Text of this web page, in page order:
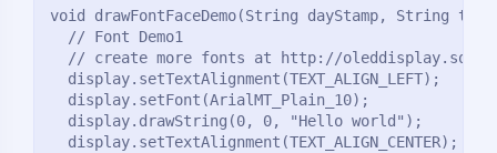
void drawFontFaceDemo(String dayStamp, String
  // Font Demo1
// create more fonts at http://
  display.setTextAlignment(TEXT_ALIGN_LEFT);
  display.setFont(ArialMT_Plain_10);
  display.drawString(0, 0, "Hello world");
  display.setTextAlignment(TEXT_ALIGN_CENTER);